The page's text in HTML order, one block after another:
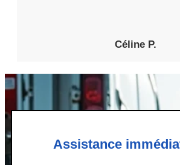
Céline P.
Assistance